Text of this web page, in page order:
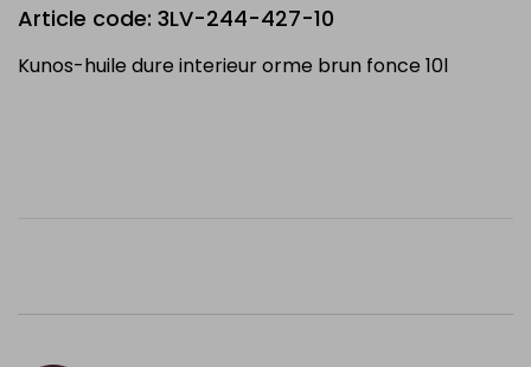
Article code: 3LV-244-427-10
Kunos-huile dure interieur orme brun fonce 10l